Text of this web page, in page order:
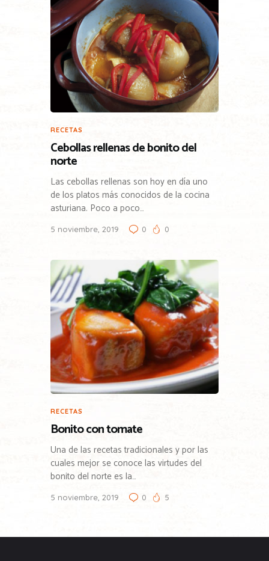
RECETAS
Cebollas rellenas de bonito del
norte
Las cebollas rellenas son hoy en día uno
de los platos más conocidos de la cocina
asturiana. Poco a poco…
5 noviembre, 2019 0 0
RECETAS
Bonito con tomate
Una de las recetas tradicionales y por las
cuales mejor se conoce las virtudes del
bonito del norte es la…
5 noviembre, 2019 0 5